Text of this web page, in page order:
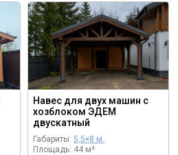
Навес для двух машин с
хозблоком ЭДЕМ
двускатный
Габариты: 5,5×8 м.
Площадь: 44 м²